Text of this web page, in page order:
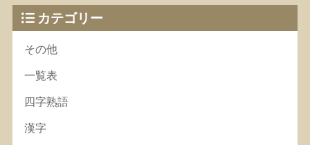
カテゴリー
その他
一覧表
四字熟語
漢字